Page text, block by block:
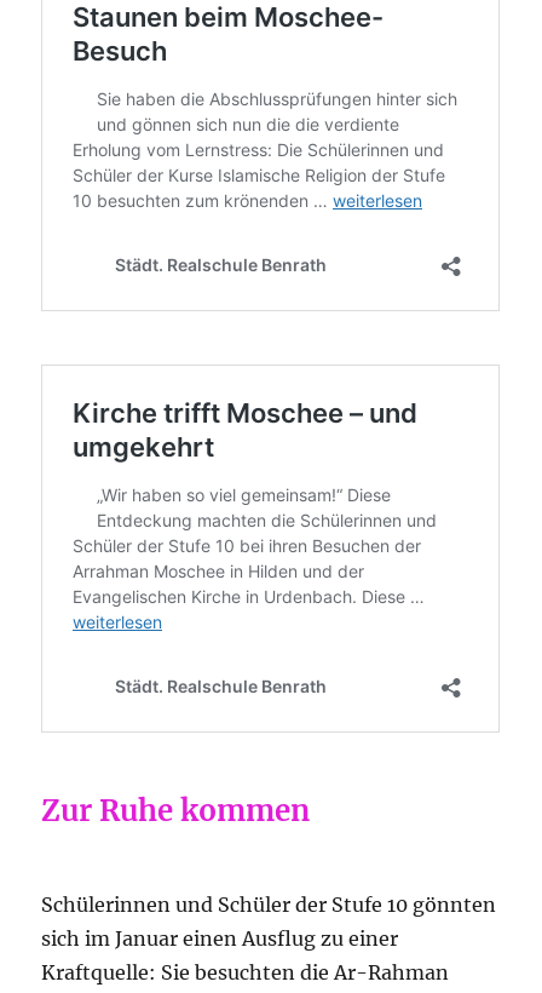
Zur Ruhe kommen
Schülerinnen und Schüler der Stufe 10 gönnten
sich im Januar einen Ausflug zu einer
Kraftquelle: Sie besuchten die Ar-Rahman